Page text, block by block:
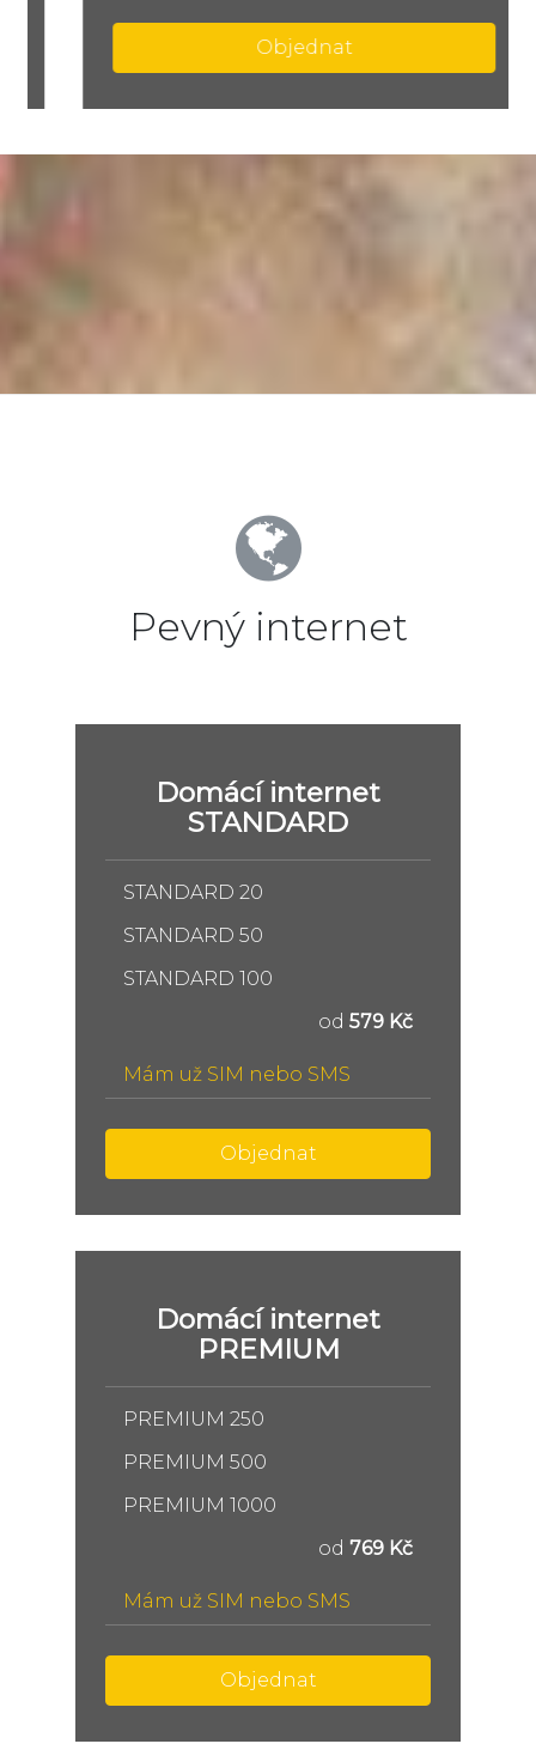
Objednat
Pevný internet
Domácí internet
STANDARD
STANDARD 20
STANDARD 50
STANDARD 100
od 579 Kč
Mám už SIM nebo SMS
Objednat
Domácí internet
PREMIUM
PREMIUM 250
PREMIUM 500
PREMIUM 1000
od 769 Kč
Mám už SIM nebo SMS
Objednat